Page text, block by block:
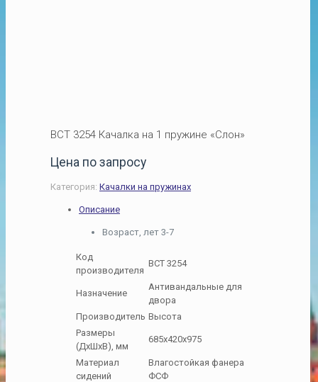
ВСТ 3254 Качалка на 1 пружине «Слон»
Цена по запросу
Категория: Качалки на пружинах
Описание
Возраст, лет 3-7
Код
производителя
ВСТ 3254
Назначение
Антивандальные для
двора
Производитель Высота
Размеры
(ДхШхВ), мм
685х420х975
Материал
сидений
Влагостойкая фанера
ФСФ